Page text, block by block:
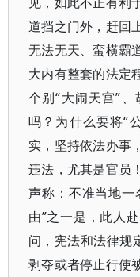
道挡之门外，赶回
无法无天、蛮横霸
大内有整套的法定
个别“大闹天宫”
吗？为什么要将“
实，坚持依法办事
违法，尤其是官员
声称：不准当地一
由”之一是，此人
问，宪法和法律规
剥夺或者停止行使